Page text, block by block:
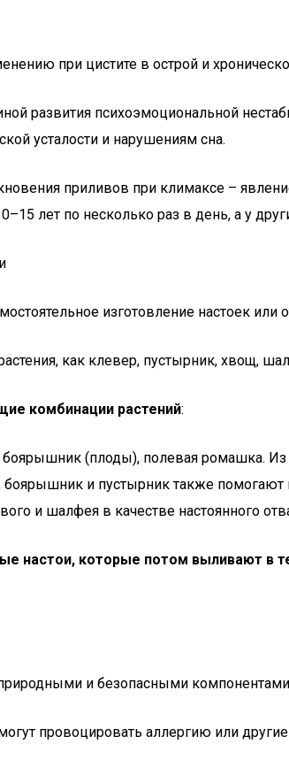
при цистите в острой и
развития психоэмоциональной
усталости и нарушениям сна.
приливов при климаксе –
лет по несколько раз в день, а у
изготовление настоек
как клевер, пустырник, хвощ,
комбинации растений:
(плоды), полевая ромашка. Из
и пустырник также помогают
и шалфея в качестве настоянного
настои, которые потом выливают в
и безопасными
провоцировать аллергию или